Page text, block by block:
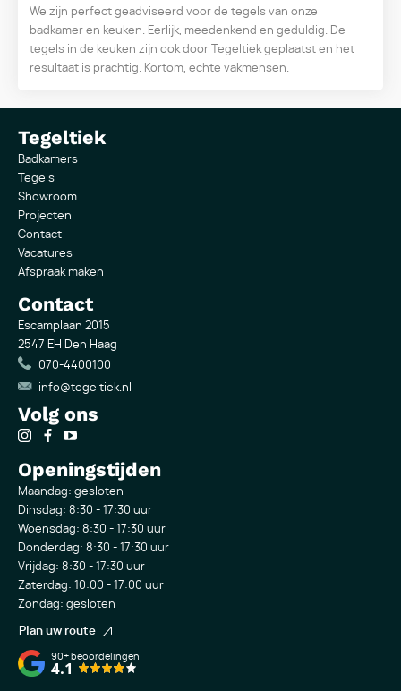
We zijn perfect geadviseerd voor de tegels van onze
badkamer en keuken. Eerlijk, meedenkend en geduldig. De
tegels in de keuken zijn ook door Tegeltiek geplaatst en het
resultaat is prachtig. Kortom, echte vakmensen.
Tegeltiek
Badkamers
Tegels
Showroom
Projecten
Contact
Vacatures
Afspraak maken
Contact
Escamplaan 2015
2547 EH Den Haag
070-4400100
info@tegeltiek.nl
Volg ons
Openingstijden
Maandag: gesloten
Dinsdag: 8:30 - 17:30 uur
Woensdag: 8:30 - 17:30 uur
Donderdag: 8:30 - 17:30 uur
Vrijdag: 8:30 - 17:30 uur
Zaterdag: 10:00 - 17:00 uur
Zondag: gesloten
Plan uw route
90+ beoordelingen
4.1